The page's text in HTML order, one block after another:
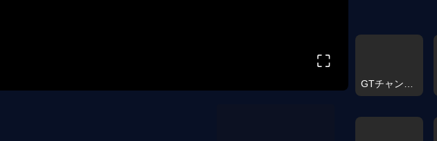
⛶
GTチャンピオンシップアーケード